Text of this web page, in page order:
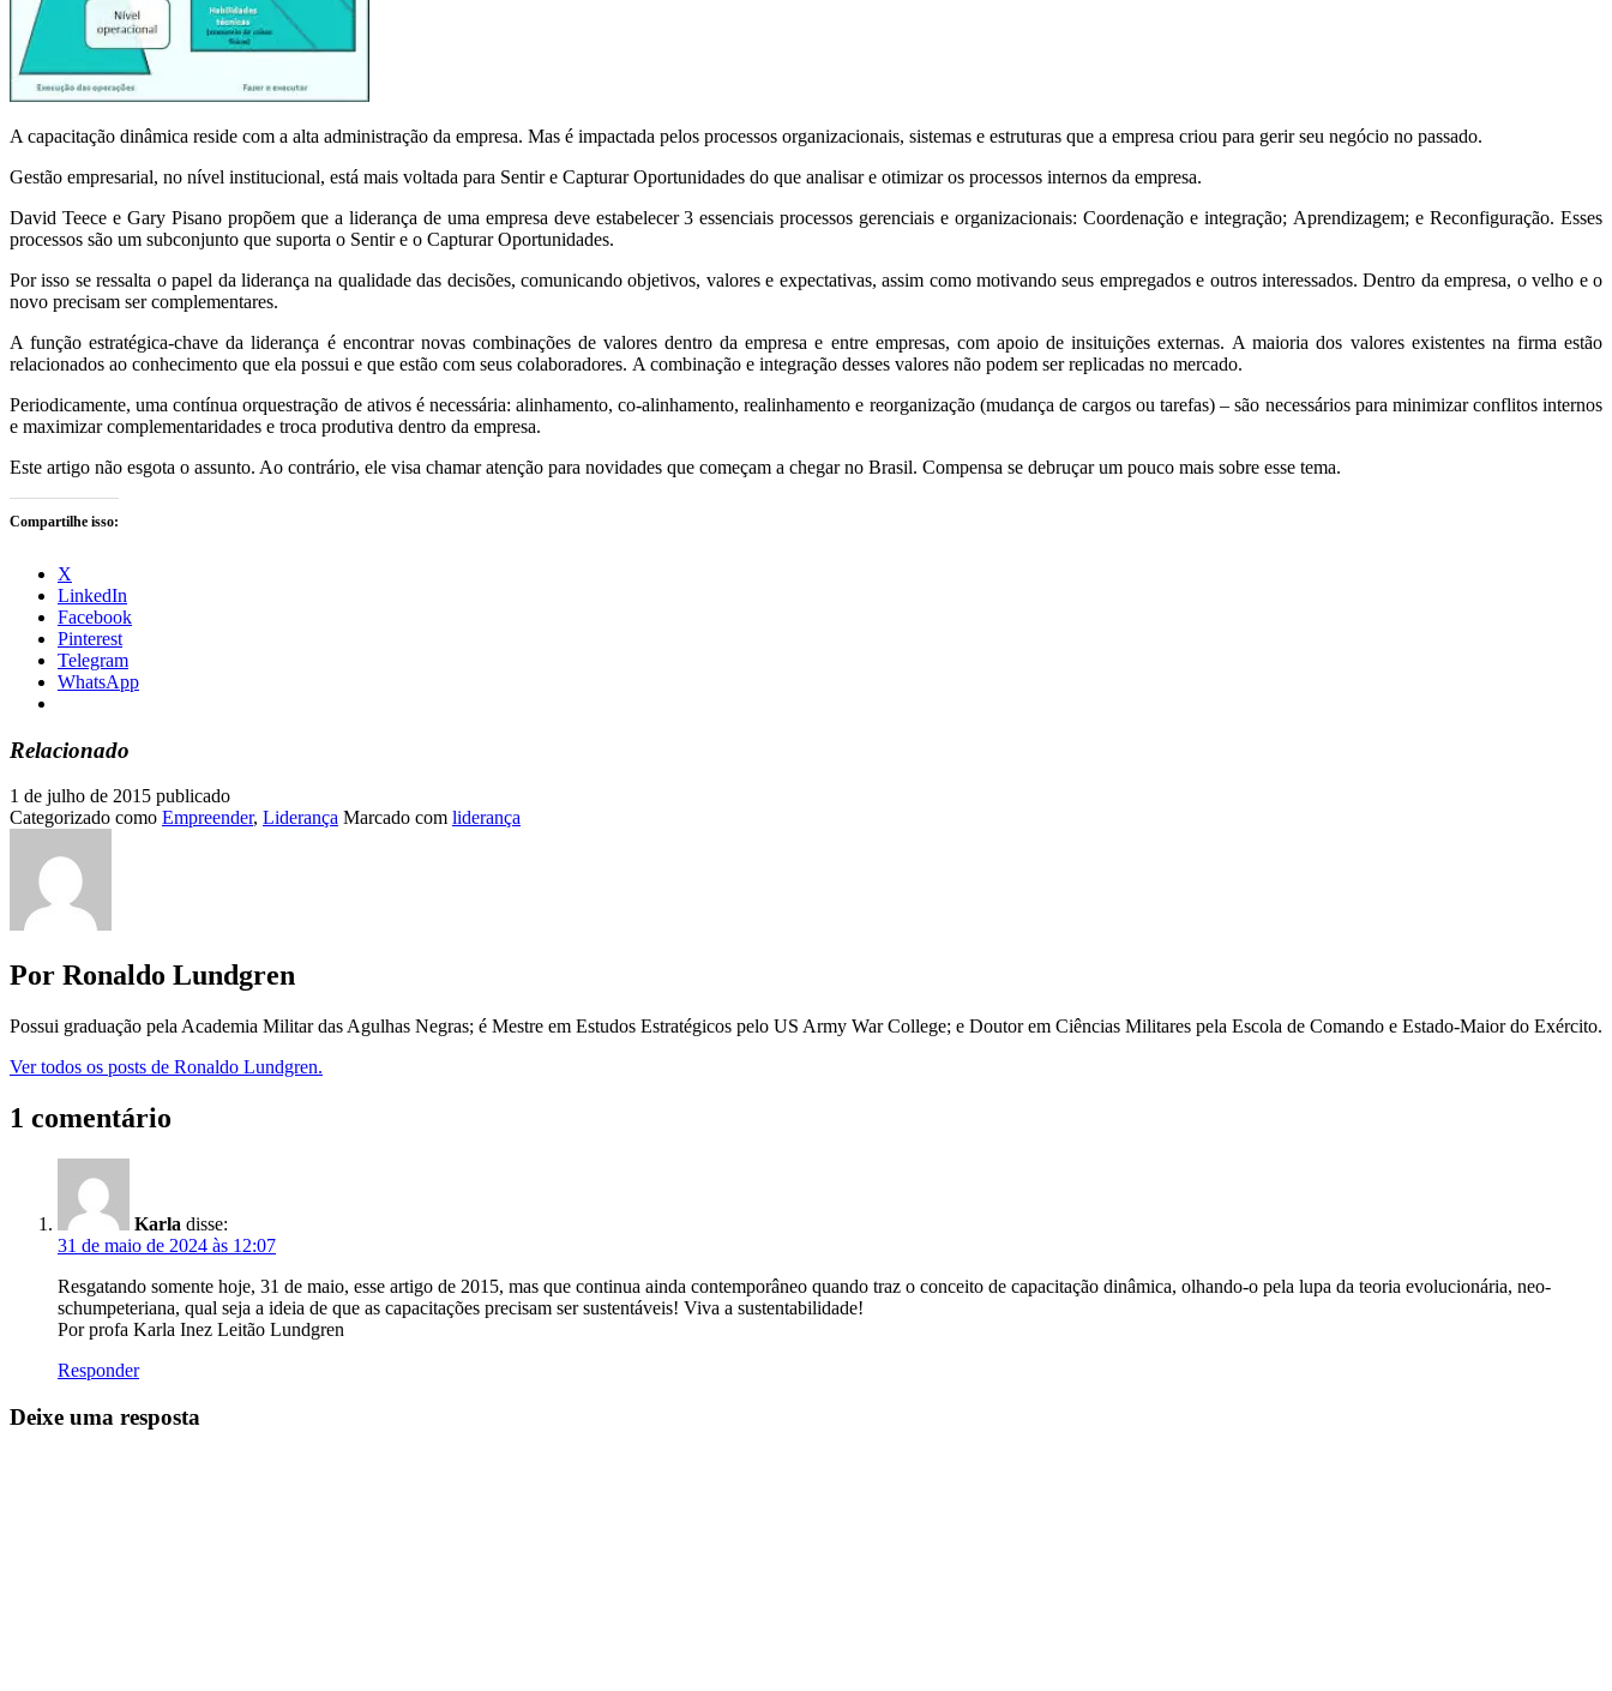
A capacitação dinâmica reside com a alta administração da empresa. Mas é impactada pelos processos organizacionais, sistemas e estruturas que a empresa criou para gerir seu negócio no passado.
Gestão empresarial, no nível institucional, está mais voltada para Sentir e Capturar Oportunidades do que analisar e otimizar os processos internos da empresa.
David Teece e Gary Pisano propõem que a liderança de uma empresa deve estabelecer 3 essenciais processos gerenciais e organizacionais: Coordenação e integração; Aprendizagem; e Reconfiguração. Esses
processos são um subconjunto que suporta o Sentir e o Capturar Oportunidades.
Por isso se ressalta o papel da liderança na qualidade das decisões, comunicando objetivos, valores e expectativas, assim como motivando seus empregados e outros interessados. Dentro da empresa, o velho e o
novo precisam ser complementares.
A função estratégica-chave da liderança é encontrar novas combinações de valores dentro da empresa e entre empresas, com apoio de insituições externas. A maioria dos valores existentes na firma estão
relacionados ao conhecimento que ela possui e que estão com seus colaboradores. A combinação e integração desses valores não podem ser replicadas no mercado.
Periodicamente, uma contínua orquestração de ativos é necessária: alinhamento, co-alinhamento, realinhamento e reorganização (mudança de cargos ou tarefas) – são necessários para minimizar conflitos internos
e maximizar complementaridades e troca produtiva dentro da empresa.
Este artigo não esgota o assunto. Ao contrário, ele visa chamar atenção para novidades que começam a chegar no Brasil. Compensa se debruçar um pouco mais sobre esse tema.
Compartilhe isso:
X
LinkedIn
Facebook
Pinterest
Telegram
WhatsApp
Relacionado
1 de julho de 2015 publicado
Categorizado como Empreender, Liderança Marcado com liderança
Por Ronaldo Lundgren
Possui graduação pela Academia Militar das Agulhas Negras; é Mestre em Estudos Estratégicos pelo US Army War College; e Doutor em Ciências Militares pela Escola de Comando e Estado-Maior do Exército.
Ver todos os posts de Ronaldo Lundgren.
1 comentário
Karla disse:
31 de maio de 2024 às 12:07
Resgatando somente hoje, 31 de maio, esse artigo de 2015, mas que continua ainda contemporâneo quando traz o conceito de capacitação dinâmica, olhando-o pela lupa da teoria evolucionária, neo-
schumpeteriana, qual seja a ideia de que as capacitações precisam ser sustentáveis! Viva a sustentabilidade!
Por profa Karla Inez Leitão Lundgren
Responder
Deixe uma resposta